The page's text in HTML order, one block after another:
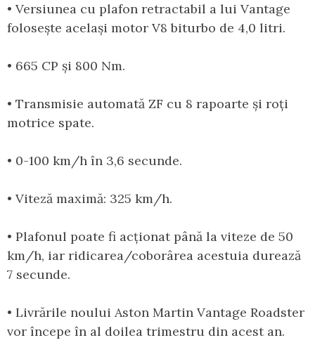
• Versiunea cu plafon retractabil a lui Vantage
folosește același motor V8 biturbo de 4,0 litri.
• 665 CP și 800 Nm.
• Transmisie automată ZF cu 8 rapoarte și roți
motrice spate.
• 0-100 km/h în 3,6 secunde.
• Viteză maximă: 325 km/h.
• Plafonul poate fi acționat până la viteze de 50
km/h, iar ridicarea/coborârea acestuia durează
7 secunde.
• Livrările noului Aston Martin Vantage Roadster
vor începe în al doilea trimestru din acest an.